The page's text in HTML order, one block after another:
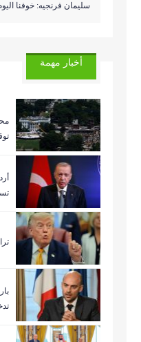
سليمان فرنجيه: خوفنا
أخبار مهمة